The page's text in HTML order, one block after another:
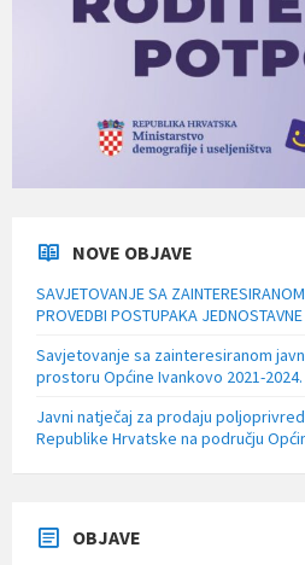
NOVE OBJAVE
SAVJETOVANJE SA
PROVEDBI POSTUPAKA
Savjetovanje sa zainteresiranom
prostoru Općine Ivankovo 2021-2024.
Javni natječaj za prodaju
Republike Hrvatske na području
OBJAVE